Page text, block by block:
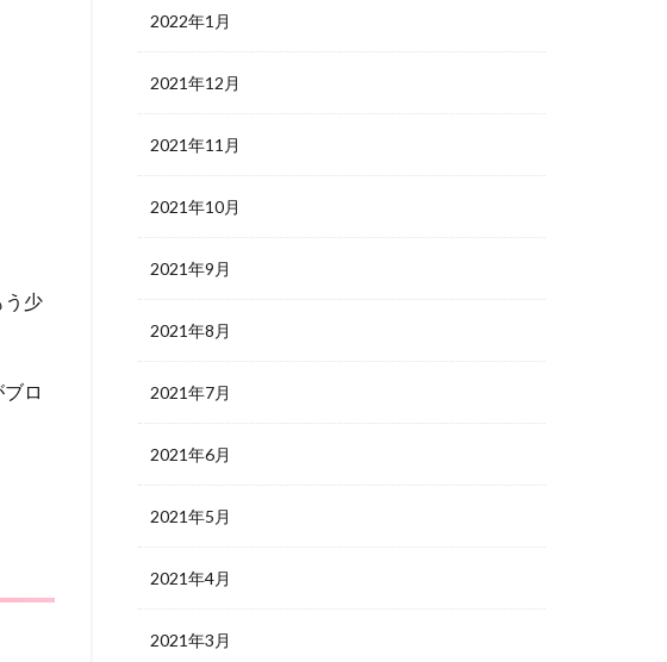
う少
ロ
2022年1月
2021年12月
2021年11月
2021年10月
2021年9月
2021年8月
2021年7月
2021年6月
2021年5月
2021年4月
2021年3月